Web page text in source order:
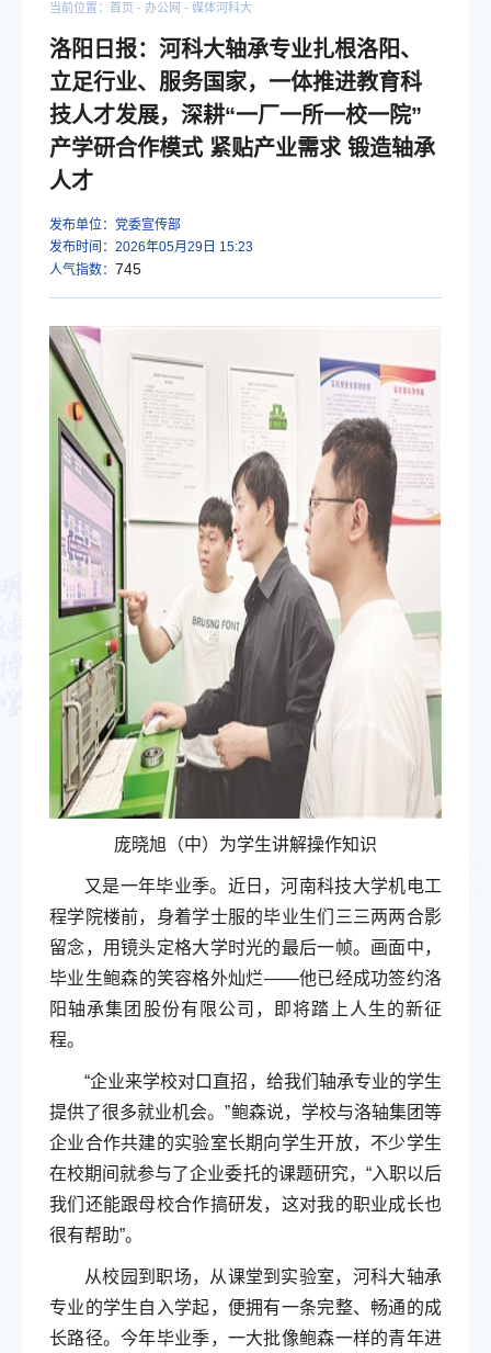
当前位置： 首页 - 办公网 - 媒体河科大
洛阳日报：河科大轴承专业扎根洛阳、
立足行业、服务国家，一体推进教育科
技人才发展，深耕“一厂一所一校一院”
产学研合作模式 紧贴产业需求 锻造轴承
人才
发布单位：党委宣传部
发布时间：2026年05月29日 15:23
人气指数： 745
庞晓旭（中）为学生讲解操作知识
又是一年毕业季。近日，河南科技大学机电工
程学院楼前，身着学士服的毕业生们三三两两合影
留念，用镜头定格大学时光的最后一帧。画面中，
毕业生鲍森的笑容格外灿烂——他已经成功签约洛
阳轴承集团股份有限公司，即将踏上人生的新征
程。
“企业来学校对口直招，给我们轴承专业的学生
提供了很多就业机会。”鲍森说，学校与洛轴集团等
企业合作共建的实验室长期向学生开放，不少学生
在校期间就参与了企业委托的课题研究，“入职以后
我们还能跟母校合作搞研发，这对我的职业成长也
很有帮助”。
从校园到职场，从课堂到实验室，河科大轴承
专业的学生自入学起，便拥有一条完整、畅通的成
长路径。今年毕业季，一大批像鲍森一样的青年进